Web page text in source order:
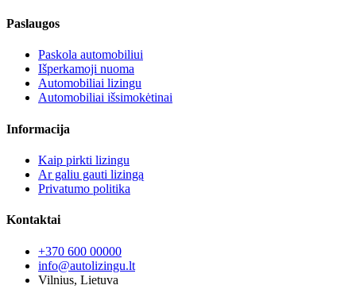
Paslaugos
Paskola automobiliui
Išperkamoji nuoma
Automobiliai lizingu
Automobiliai išsimokėtinai
Informacija
Kaip pirkti lizingu
Ar galiu gauti lizingą
Privatumo politika
Kontaktai
+370 600 00000
info@autolizingu.lt
Vilnius, Lietuva